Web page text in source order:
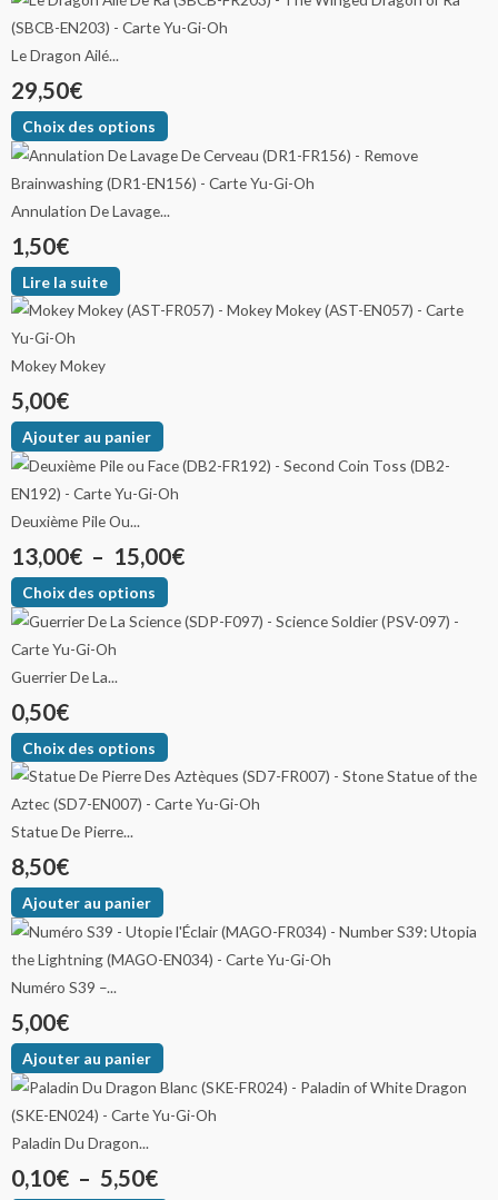
Le Dragon Ailé...
29,50€
Choix des options
Annulation De Lavage...
1,50€
Lire la suite
Mokey Mokey
5,00€
Ajouter au panier
Deuxième Pile Ou...
13,00€ – 15,00€
Choix des options
Guerrier De La...
0,50€
Choix des options
Statue De Pierre...
8,50€
Ajouter au panier
Numéro S39 –...
5,00€
Ajouter au panier
Paladin Du Dragon...
0,10€ – 5,50€